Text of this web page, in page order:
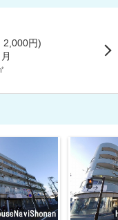
2,000円)